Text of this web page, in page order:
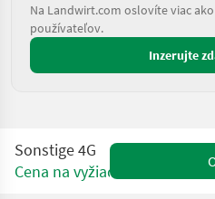
Na Landwirt.com oslovíte viac
používateľov.
Inzerujte
Sonstige 4G
Cena na vyžiadanie